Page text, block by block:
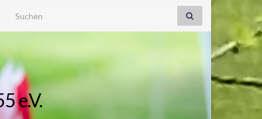
Search for:
e.V.